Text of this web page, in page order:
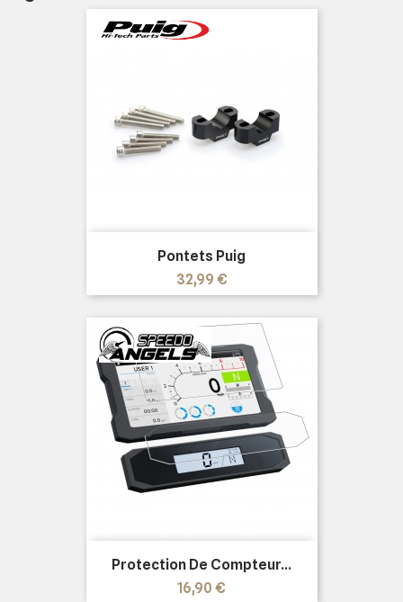
Pontets Puig
Prix
32,99 €
Protection De Compteur...
Prix
16,90 €